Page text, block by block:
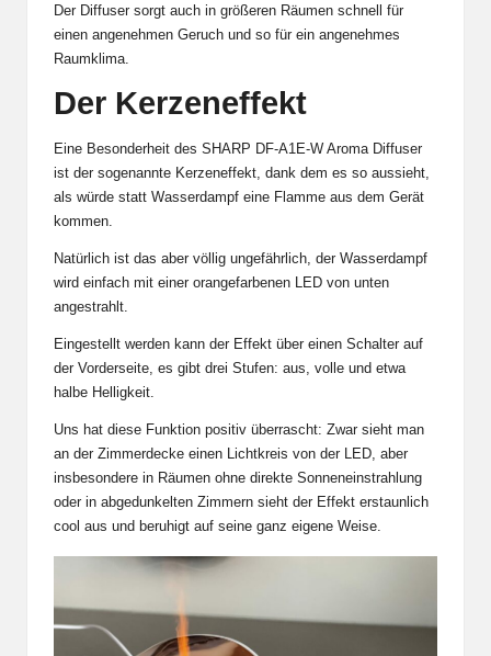
Der Diffuser sorgt auch in größeren Räumen schnell für
einen angenehmen Geruch und so für ein angenehmes
Raumklima.
Der Kerzeneffekt
Eine Besonderheit des SHARP DF-A1E-W Aroma Diffuser
ist der sogenannte Kerzeneffekt, dank dem es so aussieht,
als würde statt Wasserdampf eine Flamme aus dem Gerät
kommen.
Natürlich ist das aber völlig ungefährlich, der Wasserdampf
wird einfach mit einer orangefarbenen LED von unten
angestrahlt.
Eingestellt werden kann der Effekt über einen Schalter auf
der Vorderseite, es gibt drei Stufen: aus, volle und etwa
halbe Helligkeit.
Uns hat diese Funktion positiv überrascht: Zwar sieht man
an der Zimmerdecke einen Lichtkreis von der LED, aber
insbesondere in Räumen ohne direkte Sonneneinstrahlung
oder in abgedunkelten Zimmern sieht der Effekt erstaunlich
cool aus und beruhigt auf seine ganz eigene Weise.